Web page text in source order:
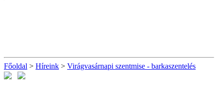
Főoldal > Híreink > Virágvasárnapi szentmise - barkaszentelés